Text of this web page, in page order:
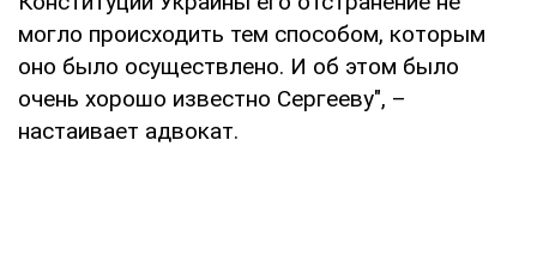
могло происходить тем способом, которым
оно было осуществлено. И об этом было
очень хорошо известно Сергееву", –
настаивает адвокат.